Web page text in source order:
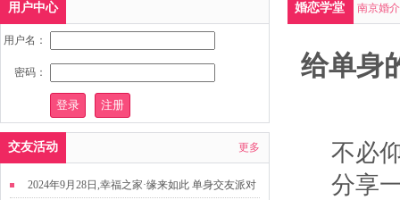
婚恋学堂 南京婚介
给单身
不必仰
分享一
用户中心
用户名：
密码：
交友活动 更多
2024年9月28日,幸福之家·缘来如此 单身交友派对